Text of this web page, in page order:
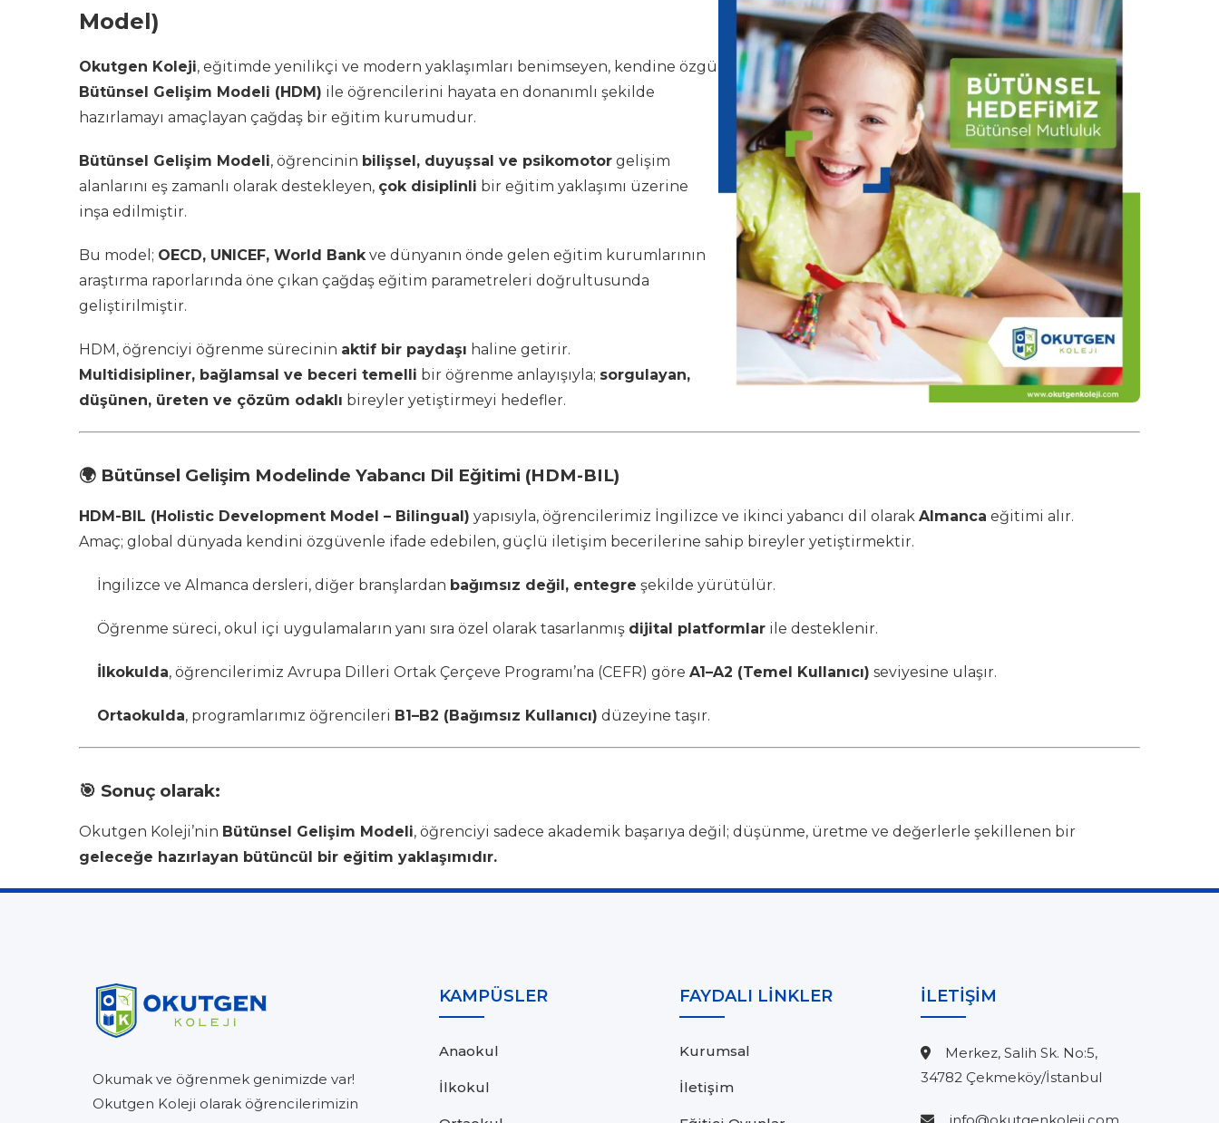
Model)
Okutgen Koleji, eğitimde yenilikçi ve modern yaklaşımları benimseyen, kendine özgü
Bütünsel Gelişim Modeli (HDM) ile öğrencilerini hayata en donanımlı şekilde
hazırlamayı amaçlayan çağdaş bir eğitim kurumudur.
Bütünsel Gelişim Modeli, öğrencinin bilişsel, duyuşsal ve psikomotor gelişim
alanlarını eş zamanlı olarak destekleyen, çok disiplinli bir eğitim yaklaşımı üzerine
inşa edilmiştir.
Bu model; OECD, UNICEF, World Bankve dünyanın önde gelen eğitim kurumlarının
araştırma raporlarında öne çıkan çağdaş eğitim parametreleri doğrultusunda
geliştirilmiştir.
HDM, öğrenciyi öğrenme sürecinin aktif bir paydaşı haline getirir.
Multidisipliner, bağlamsal ve beceri temelli bir öğrenme anlayışıyla; sorgulayan,
düşünen, üreten ve çözüm odaklı bireyler yetiştirmeyi hedefler.
🌍 Bütünsel Gelişim Modelinde Yabancı Dil Eğitimi (HDM-BIL)
HDM-BIL (Holistic Development Model – Bilingual) yapısıyla, öğrencilerimiz İngilizce ve ikinci yabancı dil olarak Almanca eğitimi alır.
Amaç; global dünyada kendini özgüvenle ifade edebilen, güçlü iletişim becerilerine sahip bireyler yetiştirmektir.
İngilizce ve Almanca dersleri, diğer branşlardan bağımsız değil, entegre şekilde yürütülür.
Öğrenme süreci, okul içi uygulamaların yanı sıra özel olarak tasarlanmış dijital platformlar ile desteklenir.
İlkokulda, öğrencilerimiz Avrupa Dilleri Ortak Çerçeve Programı’na (CEFR) göre A1–A2 (Temel Kullanıcı) seviyesine ulaşır.
Ortaokulda, programlarımız öğrencileri B1–B2 (Bağımsız Kullanıcı) düzeyine taşır.
🎯 Sonuç olarak:
Okutgen Koleji’nin Bütünsel Gelişim Modeli, öğrenciyi sadece akademik başarıya değil; düşünme, üretme ve değerlerle şekillenen bir
geleceğe hazırlayan bütüncül bir eğitim yaklaşımıdır.
Okumak ve öğrenmek genimizde var!
Okutgen Koleji olarak öğrencilerimizin
KAMPÜSLER
Anaokul
İlkokul
FAYDALI LİNKLER
Kurumsal
İletişim
İLETİŞİM
Merkez, Salih Sk. No:5,
34782 Çekmeköy/İstanbul